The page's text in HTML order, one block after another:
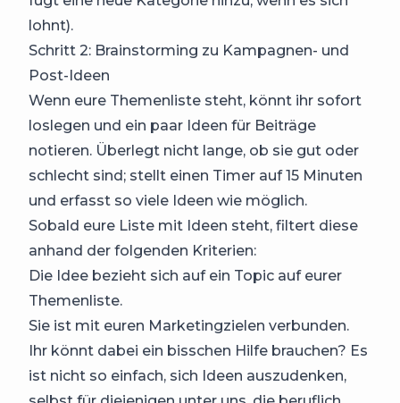
lohnt).
Schritt 2: Brainstorming zu Kampagnen- und
Post-Ideen
Wenn eure Themenliste steht, könnt ihr sofort
loslegen und ein paar Ideen für Beiträge
notieren. Überlegt nicht lange, ob sie gut oder
schlecht sind; stellt einen Timer auf 15 Minuten
und erfasst so viele Ideen wie möglich.
Sobald eure Liste mit Ideen steht, filtert diese
anhand der folgenden Kriterien:
Die Idee bezieht sich auf ein Topic auf eurer
Themenliste.
Sie ist mit euren Marketingzielen verbunden.
Ihr könnt dabei ein bisschen Hilfe brauchen? Es
ist nicht so einfach, sich Ideen auszudenken,